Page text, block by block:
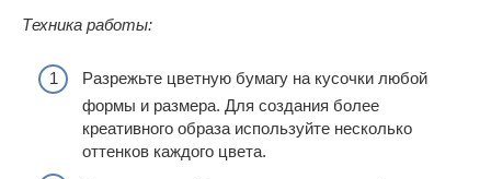
Техника работы:
Разрежьте цветную бумагу на кусочки любой
формы и размера. Для создания более
креативного образа используйте несколько
оттенков каждого цвета.